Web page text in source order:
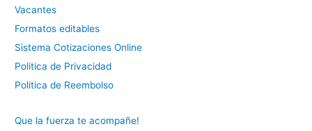
Vacantes
Formatos editables
Sistema Cotizaciones Online
Politica de Privacidad
Politica de Reembolso
Que la fuerza te acompañe!